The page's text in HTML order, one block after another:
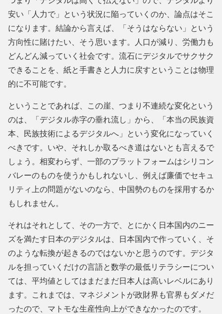
安い「人力で」という状況に陥っていくのか、論点はそこ
になります。結論から言えば、「そうはならない」という
方向性に賭けたい、そう思います。人口が減り、労働力も
どんどん減っていく社会です。流石にデジタルでサクサク
できることを、紙と手書きと人力に戻すということは物理
的に不可能です。
ということであれば、この崖、つまり不連続な変化という
のは、「デジタル赤字の垂れ流し」から、「本当の民族資
本、民族技術によるデジタルへ」という変化になっていく
べきです。いや、それしか取るべき道はないとも言えるで
しょう。相変わらず、一部のプラットフォームはシリコン
バレーのものを使うかもしれないし、例えば廉価でセキュ
リティ上の問題がないのなら、中国勢のものを採用するか
もしれません。
それはそれとして、その一方で、とにかく日本国内のニー
ズを満たす日本のデジタルは、日本国内で作っていく、そ
のような転換が起きるのではないかと思うのです。デジタ
ルを担っていくだけの言語と数学の最低リテラシーについ
ては、平均値としてはまだまだ日本人は高いレベルにあり
ます。これまでは、マネジメントが政財界も官界もダメだ
ったので、マトモな生産性向上ができなかったのです。